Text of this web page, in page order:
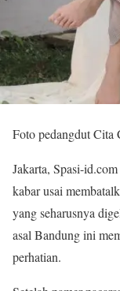
Foto pedangdut Cita
Jakarta, Spasi-
kabar usai
yang seharusnya
asal Bandung ini
perhatian.